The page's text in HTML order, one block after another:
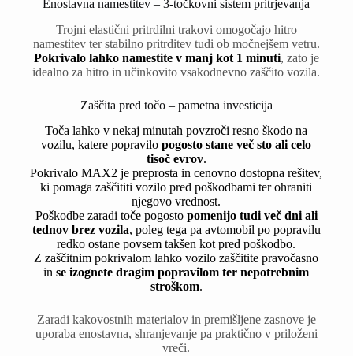
Enostavna namestitev – 3-točkovni sistem pritrjevanja
Trojni elastični pritrdilni trakovi omogočajo hitro
namestitev ter stabilno pritrditev tudi ob močnejšem vetru.
Pokrivalo lahko namestite v manj kot 1 minuti, zato je
idealno za hitro in učinkovito vsakodnevno zaščito vozila.
Zaščita pred točo – pametna investicija
Toča lahko v nekaj minutah povzroči resno škodo na
vozilu, katere popravilopogosto stane več sto ali celo
tisoč evrov.
Pokrivalo MAX2 je preprosta in cenovno dostopna rešitev,
ki pomaga zaščititi vozilo pred poškodbami ter ohraniti
njegovo vrednost.
Poškodbe zaradi toče pogosto pomenijo tudi več dni ali
tednov brez vozila, poleg tega pa avtomobil po popravilu
redko ostane povsem takšen kot pred poškodbo.
Z zaščitnim pokrivalom lahko vozilo zaščitite pravočasno
inse izognete dragim popravilom ter nepotrebnim
stroškom.
Zaradi kakovostnih materialov in premišljene zasnove je
uporaba enostavna, shranjevanje pa praktično v priloženi
vreči.